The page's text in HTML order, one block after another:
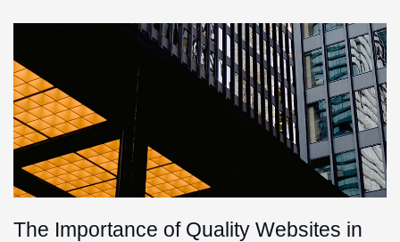
The Importance of Quality Websites in